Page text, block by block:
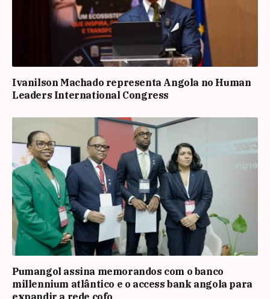
Ivanilson Machado representa Angola no Human
Leaders International Congress
Pumangol assina memorandos com o banco
millennium atlântico e o access bank angola para
expandir a rede cofo